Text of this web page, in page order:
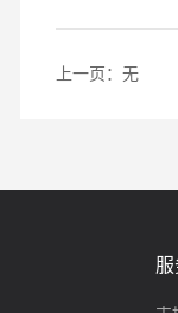
上一页： 无